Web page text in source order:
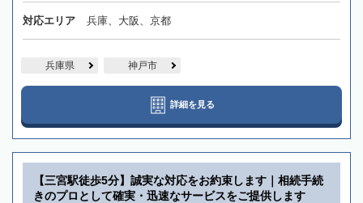
対応エリア 兵庫、大阪、京都
兵庫県 神戸市
詳細を見る
【三宮駅徒歩5分】誠実な対応をお約束します｜相続手続
きのプロとして確実・迅速なサービスをご提供します